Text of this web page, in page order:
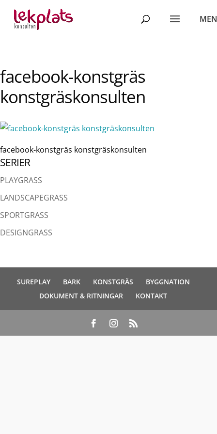
facebook-konstgräs
konstgräskonsulten
facebook-konstgräs konstgräskonsulten
SERIER
PLAYGRASS
LANDSCAPEGRASS
SPORTGRASS
DESIGNGRASS
SUREPLAY BARK KONSTGRÄS
BYGGNATION
DOKUMENT & RITNINGAR
KONTAKT